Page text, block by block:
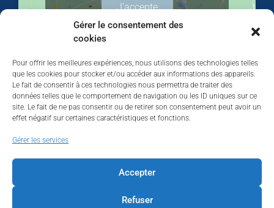
Gérer le consentement des
cookies
Pour offrir les meilleures expériences, nous utilisons des technologies telles
que les cookies pour stocker et/ou accéder aux informations des appareils.
Le fait de consentir à ces technologies nous permettra de traiter des
données telles que le comportement de navigation ou les ID uniques sur ce
site. Le fait de ne pas consentir ou de retirer son consentement peut avoir un
effet négatif sur certaines caractéristiques et fonctions.
Gérer les services
Accepter
Refuser
J’accepte